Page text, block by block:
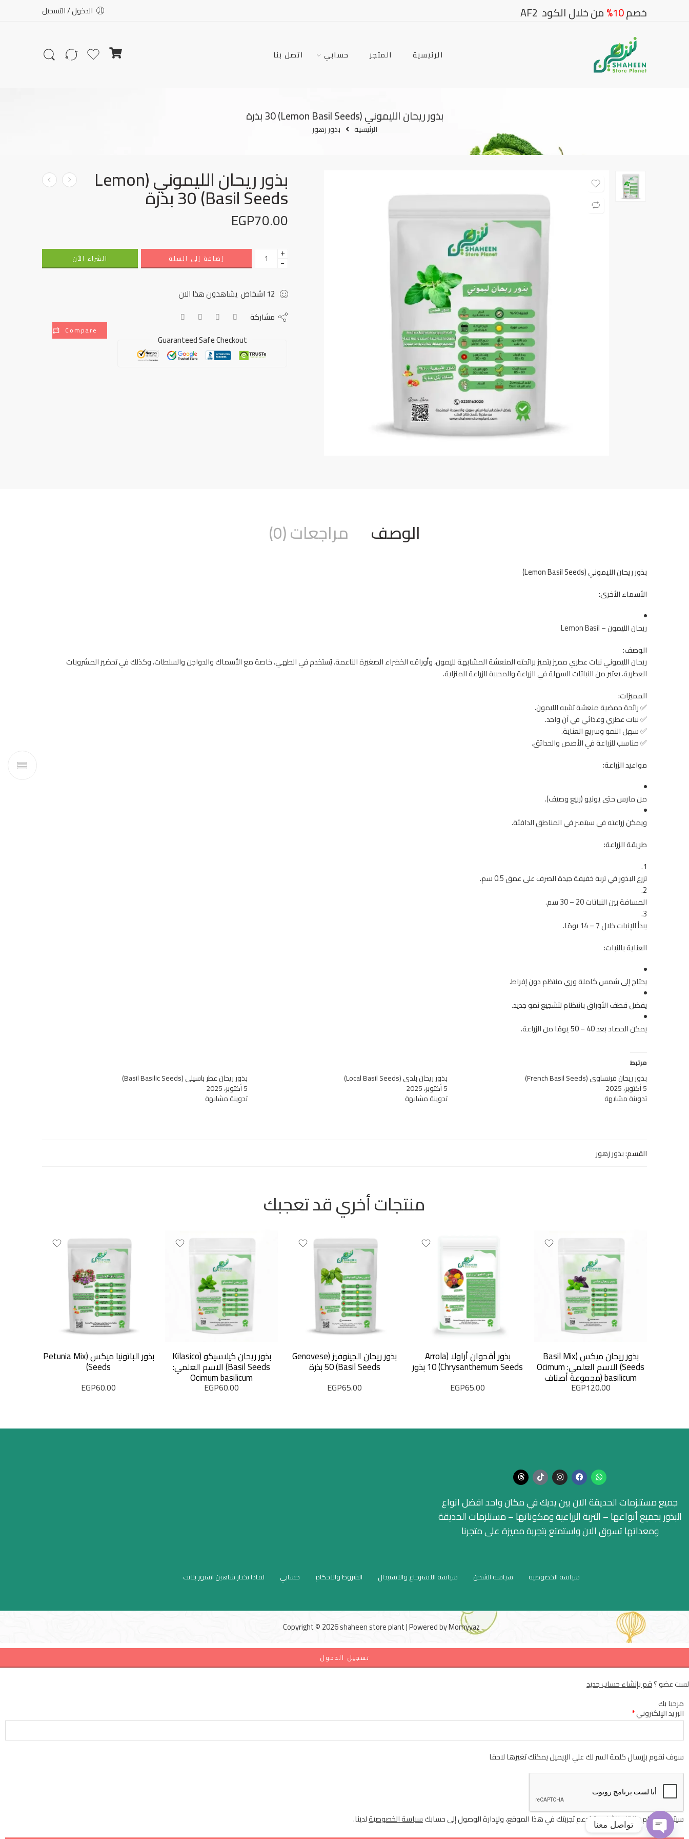
خصم10% من خلال الكود AF2 الدخول / التسجيل
الرئيسية المتجر حسابي اتصل بنا
بذور ريحان الليموني (Lemon Basil Seeds) 30 بذرة
الرئيسية بذور زهور
بذور ريحان الليموني (Lemon
Basil Seeds) 30 بذرة
EGP70.00
+
− إضافة إلى السلة الشراء الأن
12اشخاص يشاهدون هذا الان
Compare
مشاركة
Guaranteed Safe Checkout
الوصف مراجعات (0)
بذور ريحان الليموني (Lemon Basil Seeds)
الأسماء الأخرى:
ريحان الليمون – Lemon Basil
الوصف:
ريحان الليموني نبات عطري مميز يتميز برائحته المنعشة المشابهة لليمون، وأوراقه الخضراء الصغيرة الناعمة. يُستخدم في الطهي، خاصة مع الأسماك والدواجن والسلطات، وكذلك في تحضير المشروبات
العطرية. يعتبر من النباتات السهلة في الزراعة والمحببة للزراعة المنزلية.
المميزات:
✅ رائحة حمضية منعشة تشبه الليمون.
✅ نبات عطري وغذائي في آن واحد.
✅ سهل النمو وسريع العناية.
✅ مناسب للزراعة في الأصص والحدائق.
مواعيد الزراعة:
منمارس حتى يونيو(ربيع وصيف).
ويمكن زراعته فيسبتمبرفي المناطق الدافئة.
طريقة الزراعة:
تزرع البذور في تربة خفيفة جيدة الصرف على عمق 0.5 سم.
المسافة بين النباتات 20 – 30 سم.
يبدأ الإنبات خلال 7 – 14 يومًا.
العناية بالنبات:
يحتاج إلى شمس كاملة وري منتظم دون إفراط.
يفضل قطف الأوراق بانتظام لتشجيع نمو جديد.
يمكن الحصاد بعد40 – 50 يومًا من الزراعة.
مرتبط
بذور ريحان فرنساوي (French Basil Seeds)
5 أكتوبر، 2025
تدوينة مشابهة
بذور ريحان بلدي (Local Basil Seeds)
5 أكتوبر، 2025
تدوينة مشابهة
بذور ريحان عطر باسيلي (Basil Basilic Seeds)
5 أكتوبر، 2025
تدوينة مشابهة
القسم:بذور زهور
منتجات أخري قد تعجبك
بذور ريحان ميكس (Basil Mix
Seeds) الاسم العلمي: Ocimum
basilicum (مجموعة أصناف
متنوعة)EGP120.00
بذور أقحوان أراولا (Arrola
Chrysanthemum Seeds) 10 بذور
EGP65.00
بذور ريحان الجينوفيز (Genovese
Basil Seeds) 50 بذرة
EGP65.00
بذور ريحان كيلاسيكو (Kilasico
Basil Seeds) الاسم العلمي:
Ocimum basilicum
EGP60.00
بذور الباتونيا ميكس (Petunia Mix
Seeds)
EGP60.00
جميع مستلزمات الحديقة الان بين يديك في مكان واحد افضل انواع
البذور بجميع أنواعها – التربة الزراعية ومكوناتها – مستلزمات الحديقة
ومعداتها تسوق الان واستمتع بتجربة مميزة على متجرنا
سياسة الخصوصية سياسة الشحن سياسة الاسترجاع والاستبدال الشروط والاحكام حسابي لماذا تختار شاهين استور بلانت
Copyright © 2026 shaheen store plant | Powered byMomyyaz
تسجيل الدخول
لست عضو ؟قم بإنشاء حساب جديد
مرحبا بك
البريد الإلكتروني*
سوف نقوم بإرسال كلمة السر لك علي الإيميل يمكنك تغيرها لاحقا
سيتم استخدام بياناتك الشخصية لدعم تجربتك في هذا الموقع، ولإدارة الوصول إلى حسابكسياسة الخصوصيةلدينا. تواصل معنا